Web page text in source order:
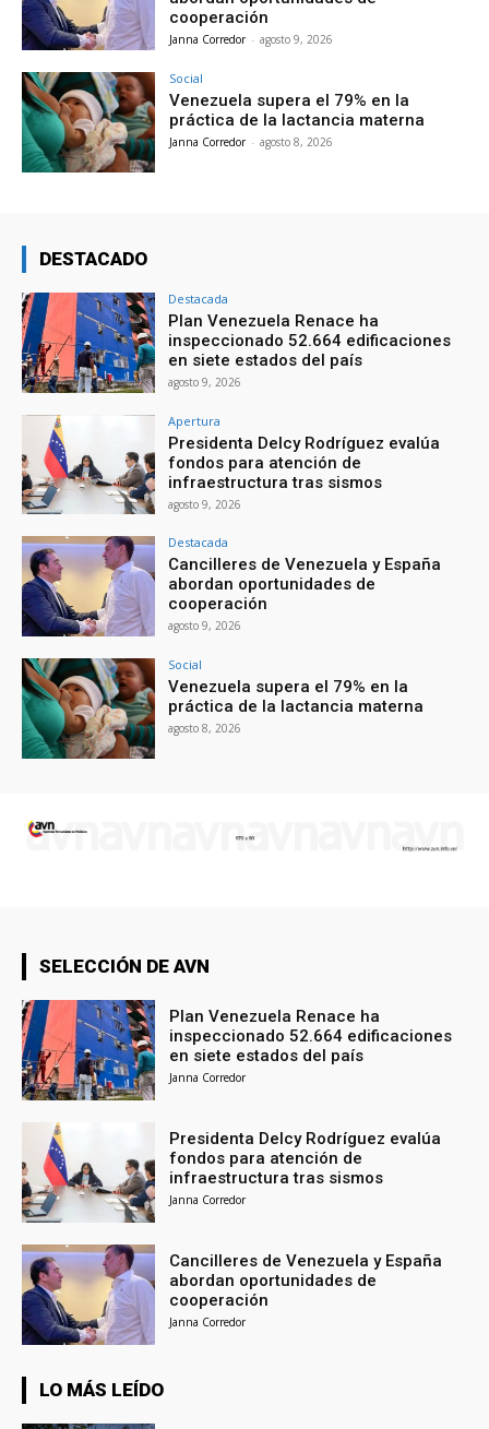
cooperación
Janna Corredor - agosto 9, 2026
Social
Venezuela supera el 79% en la
práctica de la lactancia materna
Janna Corredor - agosto 8, 2026
DESTACADO
Destacada
Plan Venezuela Renace ha
inspeccionado 52.664 edificaciones
en siete estados del país
agosto 9, 2026
Apertura
Presidenta Delcy Rodríguez evalúa
fondos para atención de
infraestructura tras sismos
agosto 9, 2026
Destacada
Cancilleres de Venezuela y España
abordan oportunidades de
cooperación
agosto 9, 2026
Social
Venezuela supera el 79% en la
práctica de la lactancia materna
agosto 8, 2026
SELECCIÓN DE AVN
Plan Venezuela Renace ha
inspeccionado 52.664 edificaciones
en siete estados del país
Janna Corredor
Presidenta Delcy Rodríguez evalúa
fondos para atención de
infraestructura tras sismos
Janna Corredor
Cancilleres de Venezuela y España
abordan oportunidades de
cooperación
Janna Corredor
LO MÁS LEÍDO